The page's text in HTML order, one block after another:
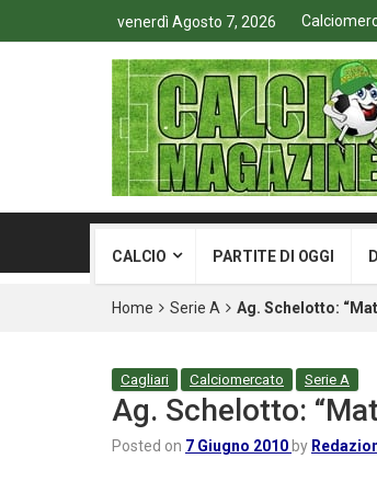
venerdì Agosto 7, 2026
CALCIO PARTITE DI OGGI
Home Serie A Ag. Schelotto:
Cagliari Calciomercato Serie A
Ag. Schelotto:
Posted on 7 Giugno 2010 by